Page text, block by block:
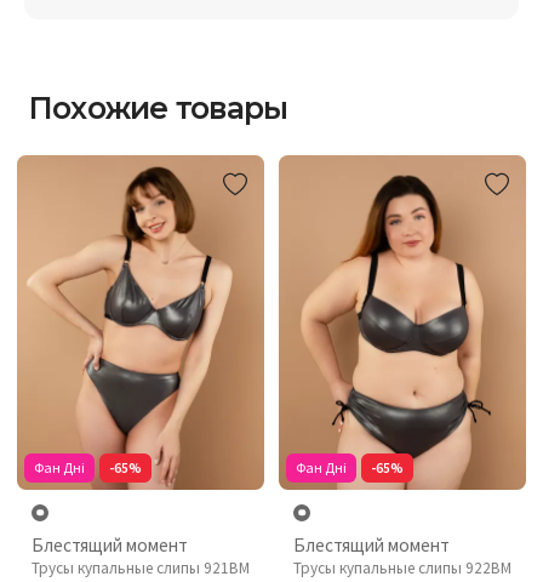
Похожие товары
Фан Дні -65%
Блестящий момент
Трусы купальные слипы 921BM
Фан Дні -65%
Блестящий момент
Трусы купальные слипы 922BM